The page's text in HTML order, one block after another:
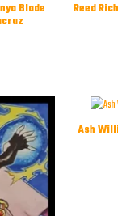
Blade
Reed
Ash